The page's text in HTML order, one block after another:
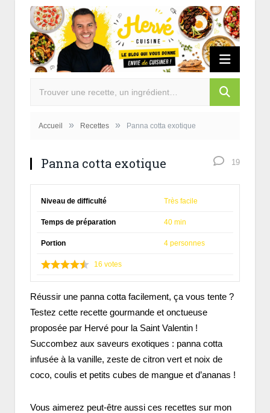
Accueil » Recettes » Panna cotta exotique
Panna cotta exotique 19
Niveau de difficulté Très facile
Temps de préparation 40 min
Portion 4 personnes
16 votes
Réussir une panna cotta facilement, ça vous tente ?
Testez cette recette gourmande et onctueuse
proposée par Hervé pour la Saint Valentin !
Succombez aux saveurs exotiques : panna cotta
infusée à la vanille, zeste de citron vert et noix de
coco, coulis et petits cubes de mangue et d’ananas !
Vous aimerez peut-être aussi ces recettes sur mon